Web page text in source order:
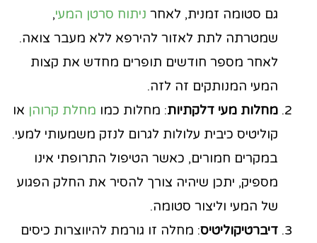
גם סטומה זמנית, לאחר ניתוח סרטן המעי,
שמטרתה לתת לאזור להירפא ללא מעבר צואה.
לאחר מספר חודשים תופרים מחדש את קצות
המעי המנותקים זה לזה.
מחלות מעי דלקתיות: מחלות כמו מחלת קרוהן או
קוליטיס כיבית עלולות לגרום לנזק משמעותי למעי.
במקרים חמורים, כאשר הטיפול התרופתי אינו
מספיק, יתכן שיהיה צורך להסיר את החלק הפגוע
של המעי וליצור סטומה.
דיברטיקוליטיס: מחלה זו גורמת להיווצרות כיסים